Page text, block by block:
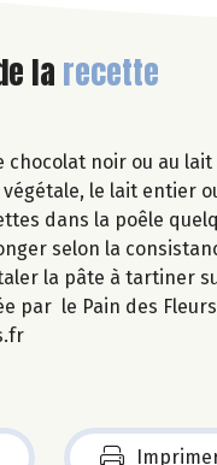
larecette
chocolat noir ou au lait
végétale, le lait entier
dans la poêle
selon la
la pâte à tartiner
par le Pain des